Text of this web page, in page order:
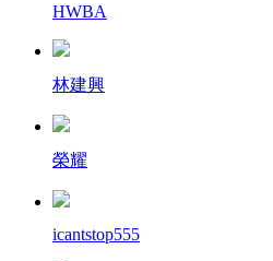
HWBA
林建興
榮耀
icantstop555